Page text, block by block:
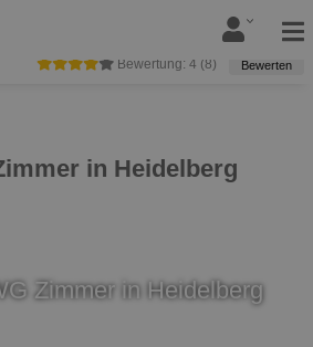
in Heidelberg
Bewertung: 4 (8) Bewerten
Zimmer in Heidelberg